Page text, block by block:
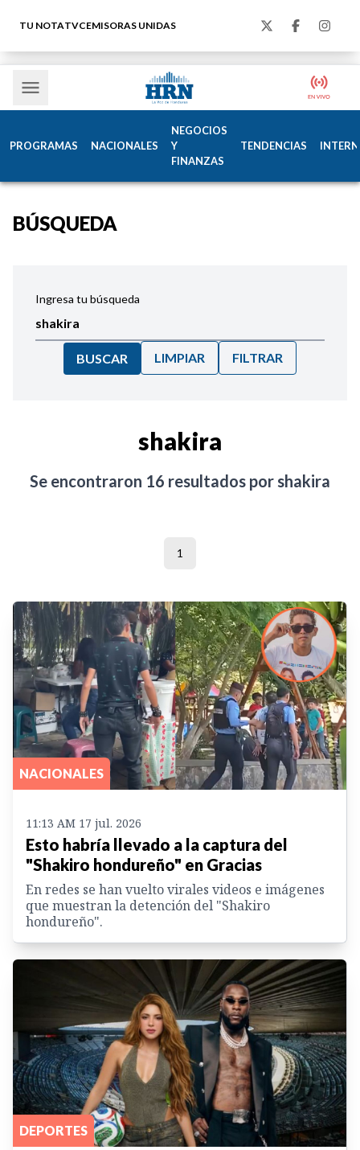
TU NOTATVCEMISORAS UNIDAS
PROGRAMAS NACIONALES
NEGOCIOS
Y
FINANZAS
TENDENCIAS
BÚSQUEDA
Ingresa tu búsqueda
BUSCAR LIMPIAR FILTRAR
shakira
Se encontraron 16 resultados por shakira
1
NACIONALES
11:13 AM 17 jul. 2026
Esto habría llevado a la captura del
"Shakiro hondureño" en Gracias
En redes se han vuelto virales videos e imágenes
que muestran la detención del "Shakiro
hondureño".
DEPORTES